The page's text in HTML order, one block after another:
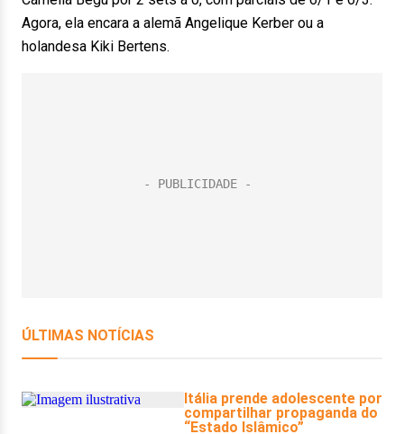
Agora, ela encara a alemã Angelique Kerber ou a
holandesa Kiki Bertens.